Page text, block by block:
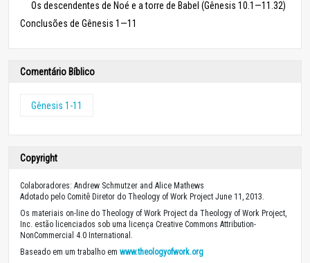
Os descendentes de Noé e a torre de Babel (Gênesis 10.1—11.32)
Conclusões de Gênesis 1—11
Comentário Bíblico
Gênesis 1-11
Copyright
Colaboradores: Andrew Schmutzer and Alice Mathews
Adotado pelo Comitê Diretor do Theology of Work Project June 11, 2013.
Os materiais on-line do Theology of Work Project da Theology of Work Project,
Inc. estão licenciados sob uma licença Creative Commons Attribution-
NonCommercial 4.0 International.
Baseado em um trabalho em www.theologyofwork.org